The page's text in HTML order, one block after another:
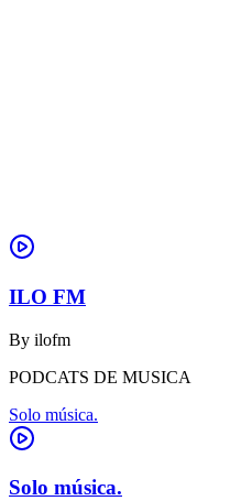
ILO FM
By ilofm
PODCATS DE MUSICA
Solo música.
Solo música.